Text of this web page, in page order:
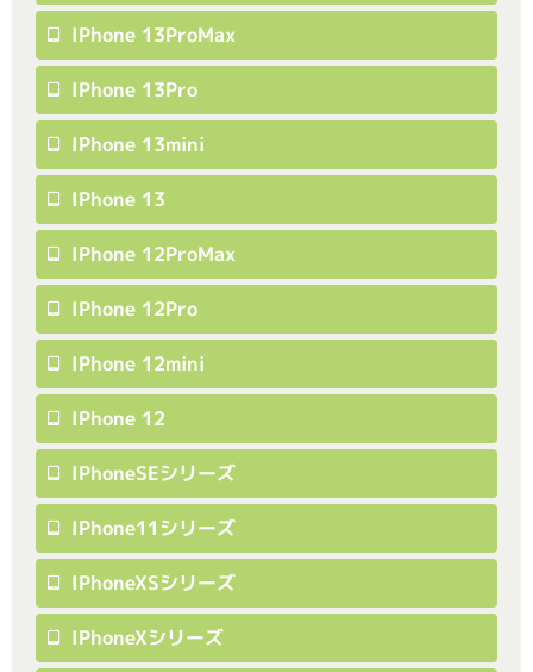
IPhone 13ProMax
IPhone 13Pro
IPhone 13mini
IPhone 13
IPhone 12ProMax
IPhone 12Pro
IPhone 12mini
IPhone 12
IPhoneSEシリーズ
IPhone11シリーズ
IPhoneXSシリーズ
IPhoneXシリーズ